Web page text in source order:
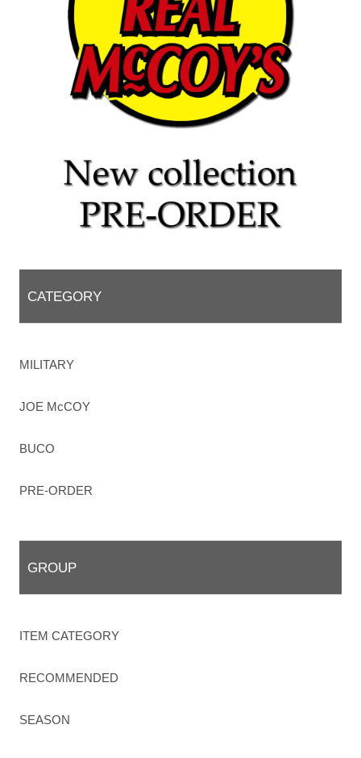
CATEGORY
MILITARY
JOE McCOY
BUCO
PRE-ORDER
GROUP
ITEM CATEGORY
RECOMMENDED
SEASON